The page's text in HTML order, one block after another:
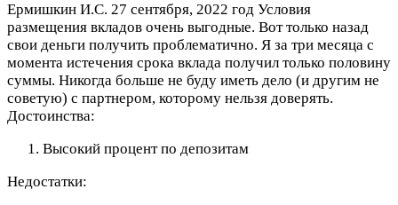
Ермишкин И.С. 27 сентября, 2022 год Условия
размещения вкладов очень выгодные. Вот только назад
свои деньги получить проблематично. Я за три месяца с
момента истечения срока вклада получил только половину
суммы. Никогда больше не буду иметь дело (и другим не
советую) с партнером, которому нельзя доверять.
Достоинства:
Высокий процент по депозитам
Недостатки: